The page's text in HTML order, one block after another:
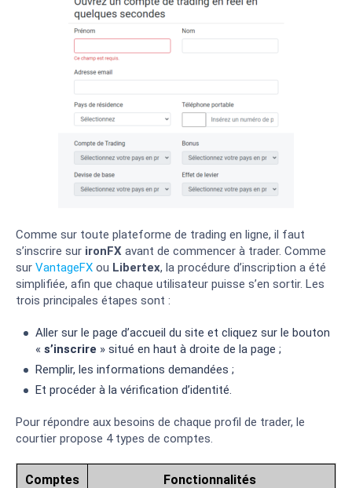
Comme sur toute plateforme de trading en ligne, il faut
s’inscrire sur ironFX avant de commencer à trader. Comme
sur VantageFX ou Libertex, la procédure d’inscription a été
simplifiée, afin que chaque utilisateur puisse s’en sortir. Les
trois principales étapes sont :
Aller sur le page d’accueil du site et cliquez sur le bouton
« s’inscrire » situé en haut à droite de la page ;
Remplir, les informations demandées ;
Et procéder à la vérification d’identité.
Pour répondre aux besoins de chaque profil de trader, le
courtier propose 4 types de comptes.
Comptes Fonctionnalités